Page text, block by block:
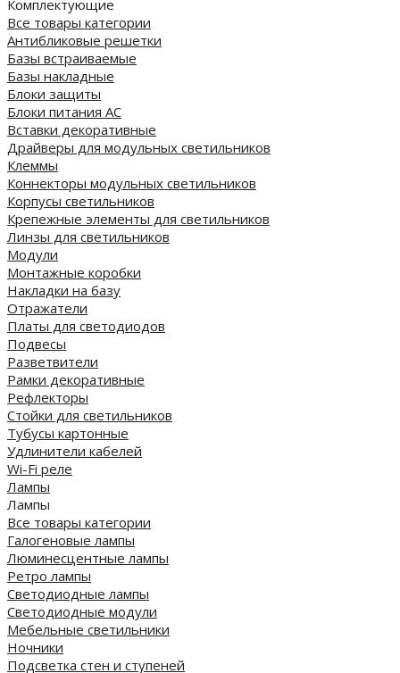
Комплектующие
Все товары категории
Антибликовые решетки
Базы встраиваемые
Базы накладные
Блоки защиты
Блоки питания AC
Вставки декоративные
Драйверы для модульных светильников
Клеммы
Коннекторы модульных светильников
Корпусы светильников
Крепежные элементы для светильников
Линзы для светильников
Модули
Монтажные коробки
Накладки на базу
Отражатели
Платы для светодиодов
Подвесы
Разветвители
Рамки декоративные
Рефлекторы
Стойки для светильников
Тубусы картонные
Удлинители кабелей
Wi-Fi реле
Лампы
Лампы
Все товары категории
Галогеновые лампы
Люминесцентные лампы
Ретро лампы
Светодиодные лампы
Светодиодные модули
Мебельные светильники
Ночники
Подсветка стен и ступеней